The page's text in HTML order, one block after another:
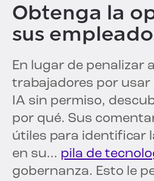
Obtenga la
sus
En lugar de penalizar
trabajadores por
IA sin permiso,
por qué. Sus
útiles para identificar
en su... pila de
gobernanza. Esto le